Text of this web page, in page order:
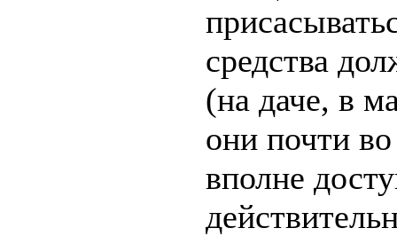
средства
(на даче, в
они почти
вполне